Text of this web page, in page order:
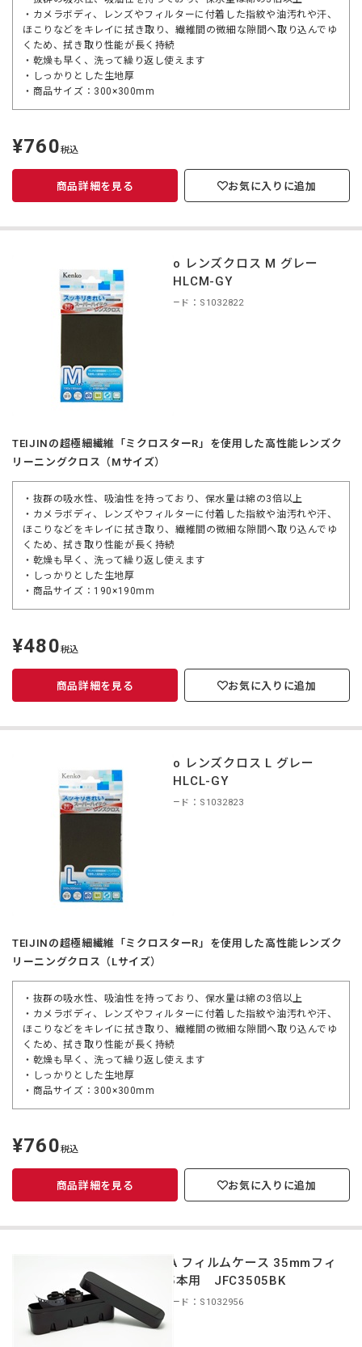
・カメラボディ、レンズやフィルターに付着した指紋や油汚れや汗、
ほこりなどをキレイに拭き取り、繊維間の微細な隙間へ取り込んでゆ
くため、拭き取り性能が長く持続
・乾燥も早く、洗って繰り返し使えます
・しっかりとした生地厚
・商品サイズ：300×300mm
定
価
¥760税込
商品詳細を見る お気に入りに追加
Kenko レンズクロス M グレー
KCA-HLCM-GY
商品コード：S1032822
TEIJINの超極細繊維「ミクロスターR」を使用した高性能レンズク
リーニングクロス（Mサイズ）
・抜群の吸水性、吸油性を持っており、保水量は綿の3倍以上
・カメラボディ、レンズやフィルターに付着した指紋や油汚れや汗、
ほこりなどをキレイに拭き取り、繊維間の微細な隙間へ取り込んでゆ
くため、拭き取り性能が長く持続
・乾燥も早く、洗って繰り返し使えます
・しっかりとした生地厚
・商品サイズ：190×190mm
定
価
¥480税込
商品詳細を見る お気に入りに追加
Kenko レンズクロス L グレー
KCA-HLCL-GY
商品コード：S1032823
TEIJINの超極細繊維「ミクロスターR」を使用した高性能レンズク
リーニングクロス（Lサイズ）
・抜群の吸水性、吸油性を持っており、保水量は綿の3倍以上
・カメラボディ、レンズやフィルターに付着した指紋や油汚れや汗、
ほこりなどをキレイに拭き取り、繊維間の微細な隙間へ取り込んでゆ
くため、拭き取り性能が長く持続
・乾燥も早く、洗って繰り返し使えます
・しっかりとした生地厚
・商品サイズ：300×300mm
定
価
¥760税込
商品詳細を見る お気に入りに追加
CURA フィルムケース 35mmフィ
ルム5本用 JFC3505BK
商品コード：S1032956